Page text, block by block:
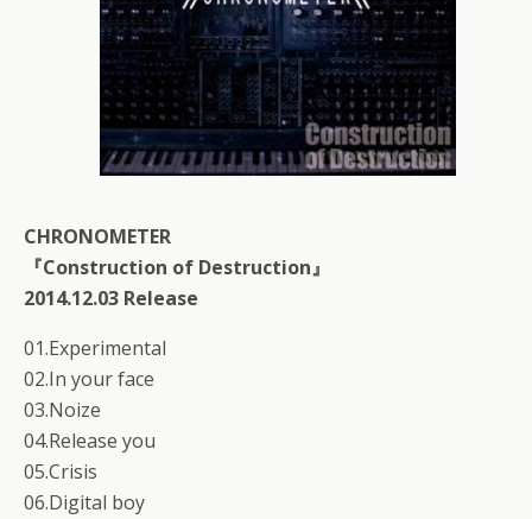
CHRONOMETER
『Construction of Destruction』
2014.12.03 Release
01.Experimental
02.In your face
03.Noize
04.Release you
05.Crisis
06.Digital boy